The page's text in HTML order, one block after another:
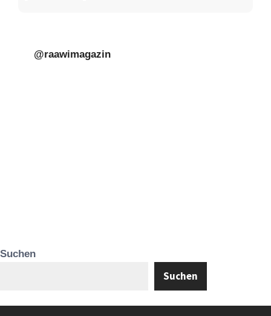
@raawimagazin
Suchen
Suchen